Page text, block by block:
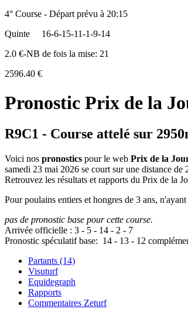
4° Course - Départ prévu à 20:15
Quinte
16-6-15-11-1-9-14
2.0 €-NB de fois la mise: 21
2596.40 €
Pronostic Prix de la
R9C1 - Course attelé sur
Voici nos pronostics pour le web Prix de la
samedi 23 mai 2026 se court sur une distance
Retrouvez les résultats et rapports du Prix de la
Pour poulains entiers et hongres de 3 ans,
pas de pronostic base pour cette course.
Arrivée officielle : 3 - 5 - 14 - 2 - 7
Pronostic spéculatif base: 14 - 13 - 12
Partants (14)
Visuturf
Equidegraph
Rapports
Commentaires Zeturf